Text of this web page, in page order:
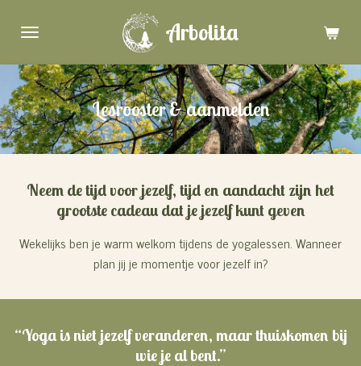
direct
de
hoofdinhoud
Arbolita
Lesrooster & aanmelden
Neem de tijd voor jezelf, tijd en aandacht zijn het
grootste cadeau dat je jezelf kunt geven
Wekelijks ben je warm welkom tijdens de yogalessen. Wanneer
plan jij je momentje voor jezelf in?
“Yoga is niet jezelf veranderen, maar thuiskomen bij
wie je al bent.”